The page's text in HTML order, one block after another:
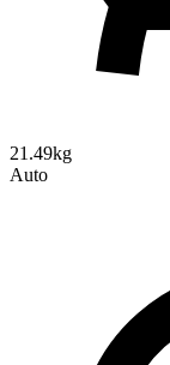
21.49kg
Auto